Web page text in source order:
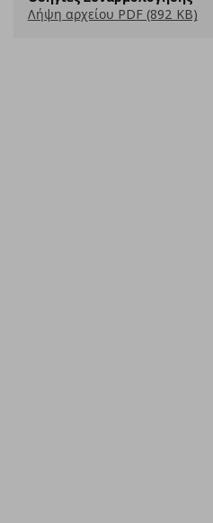
Λήψη αρχείου PDF (892 KB)